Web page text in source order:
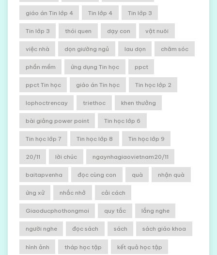
giáo án Tin lớp 4 Tin lớp 4 Tin lớp 3
Tin lớp 3 thói quen dạy con vật nuôi
việc nhà dọn giường ngủ lau dọn chăm sóc
phần mềm ứng dụng Tin học ppct
ppct Tin học giáo án Tin học Tin học lớp 2
lophoctrencay triethoc khen thưởng
bài giảng power point Tin học lớp 6
Tin học lớp 7 Tin học lớp 8 Tin học lớp 9
20/11 lời chúc ngaynhagiaovietnam20/11
baitapvenha đọc cùng con quà nhận quà
ứng xử nhắc nhở cải cách
Giaoducphothongmoi quy tắc lắng nghe
người nghe đọc sách sách sách giáo khoa
hình ảnh tháp học tập kết quả học tập